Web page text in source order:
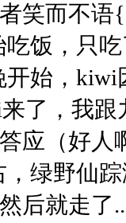
笑而不语
吃饭，只
开始，
了，我
应（好人
，绿野仙
后就走了